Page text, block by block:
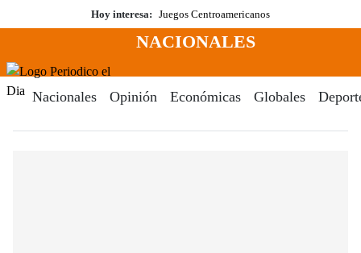
al
Hoy interesa: Juegos Centroamericanos
Menú
NACIONALES
Nacionales Opinión Económicas Globales